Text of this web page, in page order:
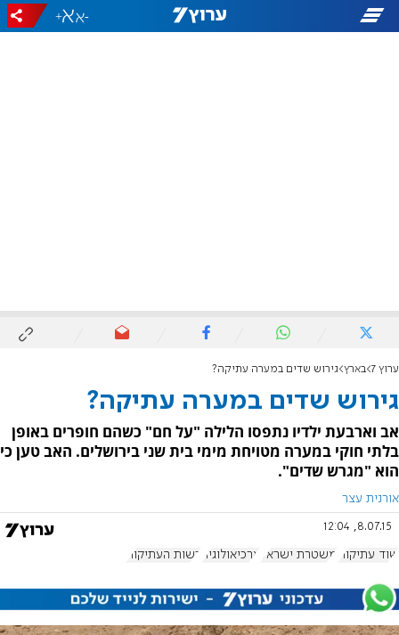
-
+
ערוץ 7 בארץ גירוש שדים במערה עתיקה?
גירוש שדים במערה עתיקה?
אב וארבעת ילדיו נתפסו הלילה "על חם" כשהם חופרים באופן
בלתי חוקי במערה מטויחת מימי בית שני בירושלים. האב טען כי
הוא "מגרש שדים".
אורנית עצר
8.07.15, 12:04
שוד עתיקות משטרת ישראל ארכיאולוגיה רשות העתיקות